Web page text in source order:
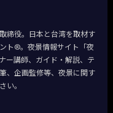
締役。日本と台湾を取材す
ト®。夜景情報サイト「夜
ー講師、ガイド・解説、テ
、企画監修等、夜景に関す
い。